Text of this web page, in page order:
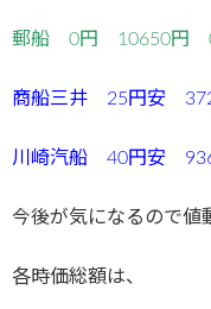
郵船 0円 10650円
商船三井 25円安
川崎汽船 40円安
今後が気になるので値
各時価総額は、